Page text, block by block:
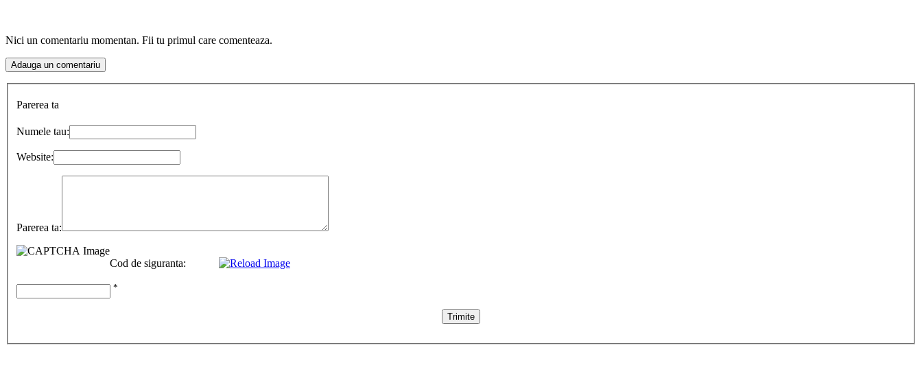
Nici un comentariu momentan. Fii tu primul care comenteaza.
Parerea ta
Numele tau:
Website:
Parerea ta:
Cod de siguranta:
*